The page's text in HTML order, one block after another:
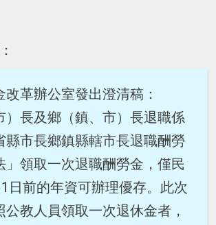
改革辦公室發出澄清稿：
）長及鄉（鎮、市）長退職係
縣市長鄉鎮縣轄市長退職酬勞
」領取一次退職酬勞金，僅民
日前的年資可辦理優存。此次
公教人員領取一次退休金者，